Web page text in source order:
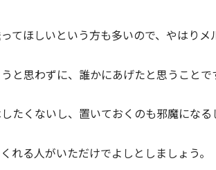
てほしいという方も多いので、やはりメ
と思わずに、誰かにあげたと思うことで
たくないし、置いておくのも邪魔になる
れる人がいただけでよしとしましょう。